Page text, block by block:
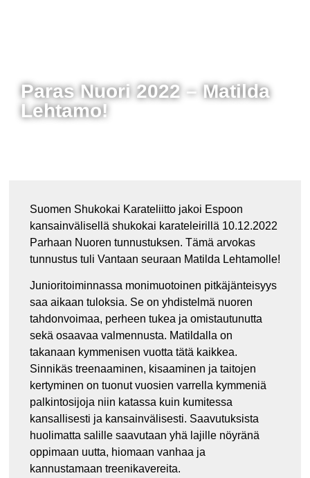
Paras Nuori 2022 – Matilda
Lehtamo!
Suomen Shukokai Karateliitto jakoi Espoon
kansainvälisellä shukokai karateleirillä 10.12.2022
Parhaan Nuoren tunnustuksen. Tämä arvokas
tunnustus tuli Vantaan seuraan Matilda Lehtamolle!
Junioritoiminnassa monimuotoinen pitkäjänteisyys
saa aikaan tuloksia. Se on yhdistelmä nuoren
tahdonvoimaa, perheen tukea ja omistautunutta
sekä osaavaa valmennusta. Matildalla on
takanaan kymmenisen vuotta tätä kaikkea.
Sinnikäs treenaaminen, kisaaminen ja taitojen
kertyminen on tuonut vuosien varrella kymmeniä
palkintosijoja niin katassa kuin kumitessa
kansallisesti ja kansainvälisesti. Saavutuksista
huolimatta salille saavutaan yhä lajille nöyränä
oppimaan uutta, hiomaan vanhaa ja
kannustamaan treenikavereita.